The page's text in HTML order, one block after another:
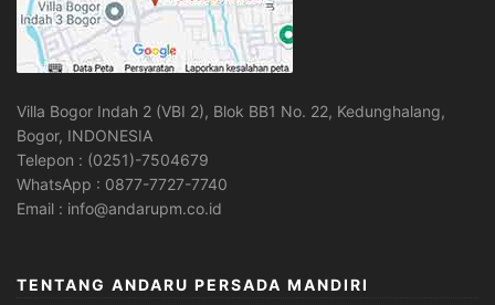
Villa Bogor Indah 2 (VBI 2), Blok BB1 No. 22, Kedunghalang,
Bogor, INDONESIA
Telepon : (0251)-7504679
WhatsApp : 0877-7727-7740
Email : info@andarupm.co.id
TENTANG ANDARU PERSADA MANDIRI